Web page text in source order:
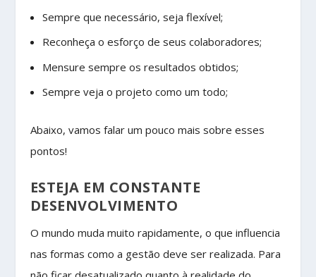
Sempre que necessário, seja flexível;
Reconheça o esforço de seus colaboradores;
Mensure sempre os resultados obtidos;
Sempre veja o projeto como um todo;
Abaixo, vamos falar um pouco mais sobre esses
pontos!
ESTEJA EM CONSTANTE
DESENVOLVIMENTO
O mundo muda muito rapidamente, o que influencia
nas formas como a gestão deve ser realizada. Para